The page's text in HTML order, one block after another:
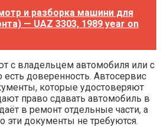
и разборка машини для
— UAZ 3303, 1989 year on
с владельцем автомобиля или с
есть доверенность. Автосервис
которые удостоверяют
право сдавать автомобиль в
в ремонт отдельные части, а
эти документы не требуются.